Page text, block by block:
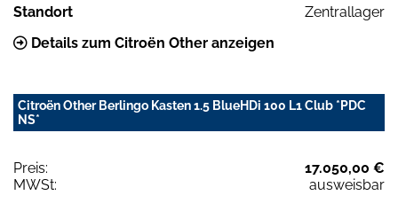
Standort
Zentrallager
Details zum Citroën Other anzeigen
Citroën Other Berlingo Kasten 1.5 BlueHDi 100 L1 Club *PDC
NS*
Preis:
17.050,00 €
MWSt:
ausweisbar